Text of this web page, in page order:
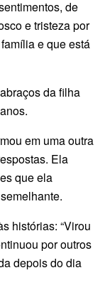
de
e tristeza por
e que está
da filha
em uma outra
Ela
que ela
histórias: “Virou
por outros
depois do dia